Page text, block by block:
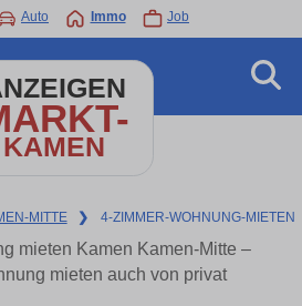
Auto Immo Job
KAMEN
MITTE ❯ 4-ZIMMER-WOHNUNG-MIETEN
mieten Kamen Kamen-Mitte –
mieten auch von privat